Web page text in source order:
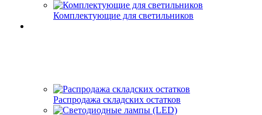
Комплектующие для светильников
Распродажа складских остатков